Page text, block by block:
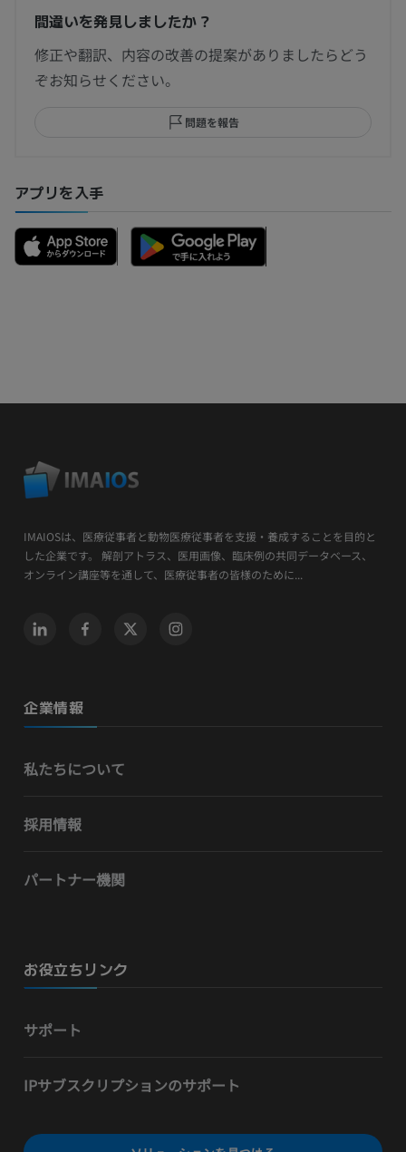
間違いを発見しましたか？
修正や翻訳、内容の改善の提案がありましたらどう
ぞお知らせください。
問題を報告
アプリを入手
IMAIOSは、医療従事者と動物医療従事者を支援・養成することを目的と
した企業です。 解剖アトラス、医用画像、臨床例の共同データベース、
オンライン講座等を通して、医療従事者の皆様のために...
企業情報
私たちについて
採用情報
パートナー機関
お役立ちリンク
サポート
IPサブスクリプションのサポート